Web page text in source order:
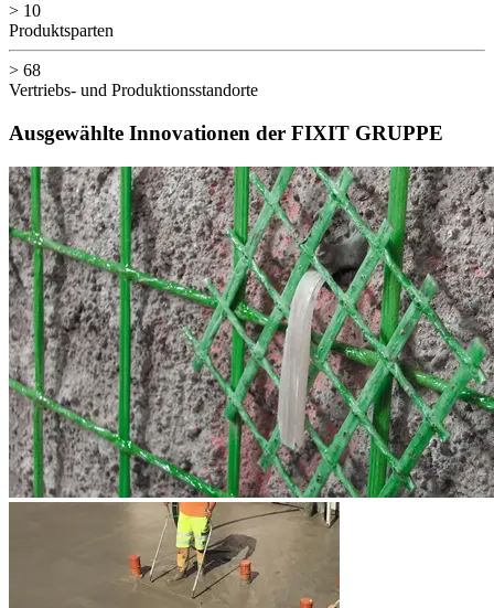
> 10
Produktsparten
> 68
Vertriebs- und Produktionsstandorte
Ausgewählte Innovationen der FIXIT GRUPPE